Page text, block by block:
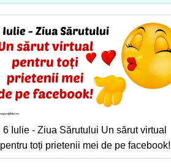
6 Iulie - Ziua Sărutului Un sărut virtual
pentru toți prietenii mei de pe facebook!